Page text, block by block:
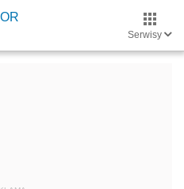
Serwisy